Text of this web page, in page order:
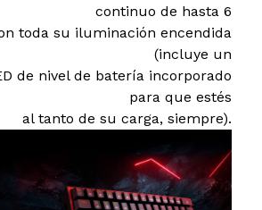
continuo de hasta 6
toda su iluminación encendida
(incluye un
de nivel de batería incorporado
para que estés
al tanto de su carga, siempre).